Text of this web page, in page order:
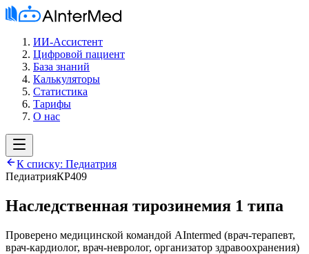
ИИ-Ассистент
Цифровой пациент
База знаний
Калькуляторы
Статистика
Тарифы
О нас
К списку: Педиатрия
ПедиатрияКР409
Наследственная тирозинемия 1 типа
Проверено медицинской командой AIntermed (врач-терапевт,
врач-кардиолог, врач-невролог, организатор здравоохранения)